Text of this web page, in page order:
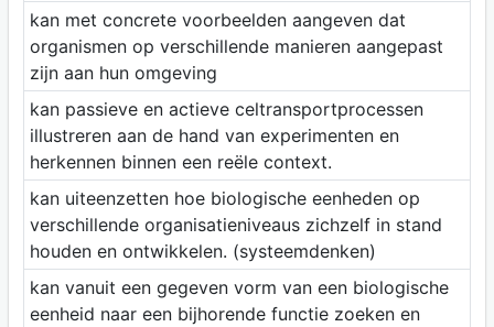
kan met concrete voorbeelden aangeven dat
organismen op verschillende manieren aangepast
zijn aan hun omgeving
kan passieve en actieve celtransportprocessen
illustreren aan de hand van experimenten en
herkennen binnen een reële context.
kan uiteenzetten hoe biologische eenheden op
verschillende organisatieniveaus zichzelf in stand
houden en ontwikkelen. (systeemdenken)
kan vanuit een gegeven vorm van een biologische
eenheid naar een bijhorende functie zoeken en